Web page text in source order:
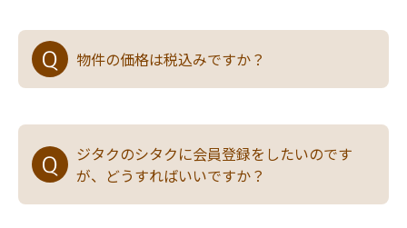
物件の価格は税込みですか？
ジタクのシタクに会員登録をしたいのです
が、どうすればいいですか？